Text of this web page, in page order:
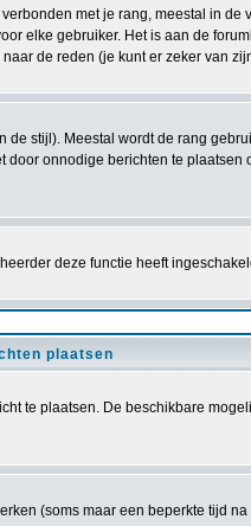
met je rang, meestal in
elke gebruiker. Het is aan de
de reden (je kunt er zeker van
stijl). Meestal wordt de rang
onnodige berichten te
deze functie heeft
plaatsen
te plaatsen. De beschikbare
(soms maar een beperkte tijd